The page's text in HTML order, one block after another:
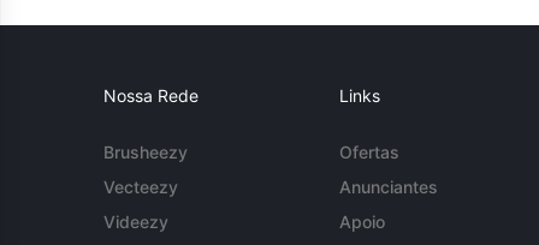
Nossa Rede
Brusheezy
Vecteezy
Videezy
Links
Ofertas
Anunciantes
Apoio